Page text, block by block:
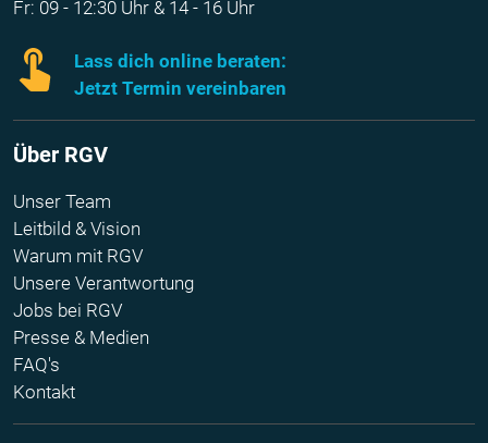
Fr: 09 - 12:30 Uhr & 14 - 16 Uhr
Lass dich online beraten:
Jetzt Termin vereinbaren
Über RGV
Unser Team
Leitbild & Vision
Warum mit RGV
Unsere Verantwortung
Jobs bei RGV
Presse & Medien
FAQ's
Kontakt